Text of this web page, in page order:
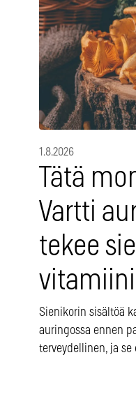
1.8.2026
Tätä
Vartti
tekee
Sienikorin sisältöä
auringossa ennen
terveydellinen, ja